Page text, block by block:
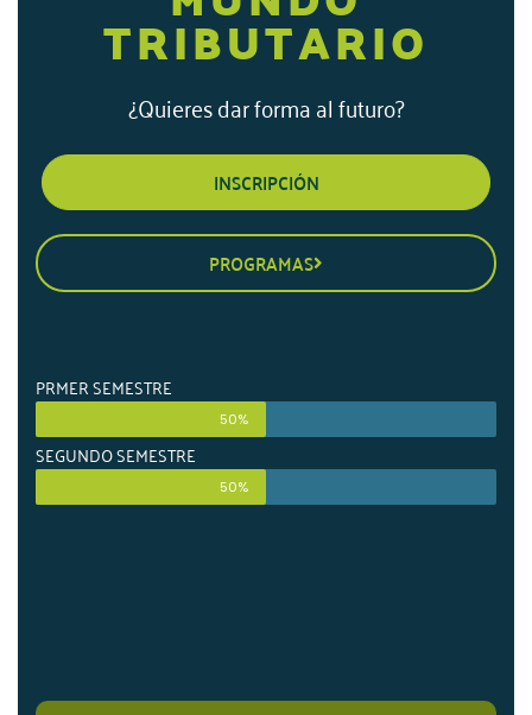
TRIBUTARIO
¿Quieres dar forma al futuro?
INSCRIPCIÓN
PROGRAMAS
PRMER SEMESTRE
50%
SEGUNDO SEMESTRE
50%